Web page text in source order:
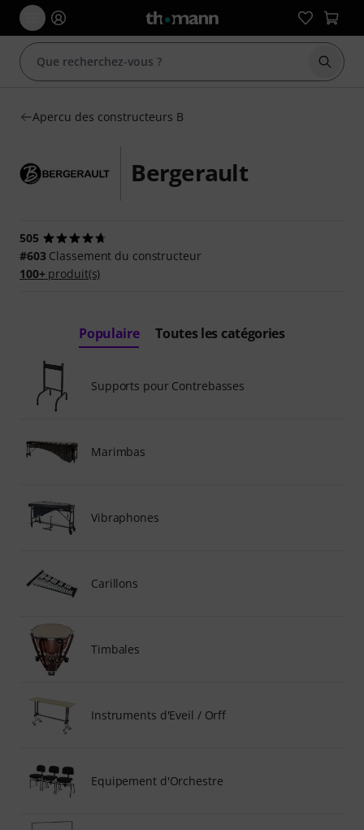
Apercu des constructeurs B
Bergerault
505
#603Classement du constructeur
100+produit(s)
Populaire Toutes les catégories
Supports pour Contrebasses
Marimbas
Vibraphones
Carillons
Timbales
Instruments d'Eveil / Orff
Equipement d'Orchestre